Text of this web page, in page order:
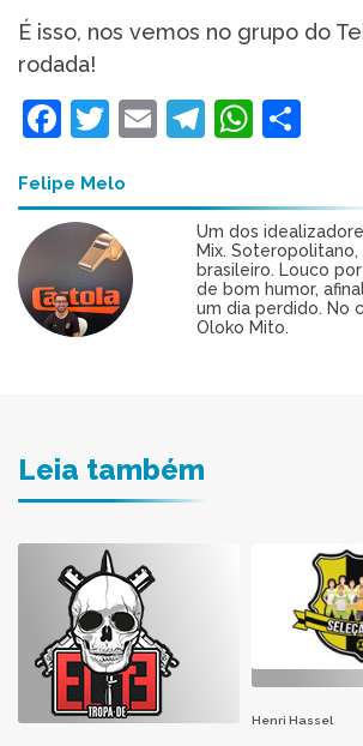
É isso, nos vemos no grupo do
rodada!
Facebook
Twitter
EmailTelegram
Felipe Melo
Um dos
Mix. Soteropolitano,
brasileiro. Louco
de bom humor,
um dia perdido. No
Oloko Mito.
Leia também
Henri Hassel